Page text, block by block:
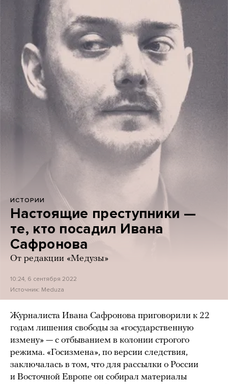
ИСТОРИИ
Настоящие преступники —
те, кто посадил Ивана
Сафронова
От редакции «Медузы»
10:24, 6 сентября 2022
Источник: Meduza
Журналиста Ивана Сафронова приговорили к 22
годам лишения свободы за «государственную
измену» — с отбыванием в колонии строгого
режима. «Госизмена», по версии следствия,
заключалась в том, что для рассылки о России
и Восточной Европе он собирал материалы